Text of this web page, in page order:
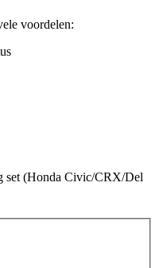
voordelen:
set (Honda Civic/CRX/Del